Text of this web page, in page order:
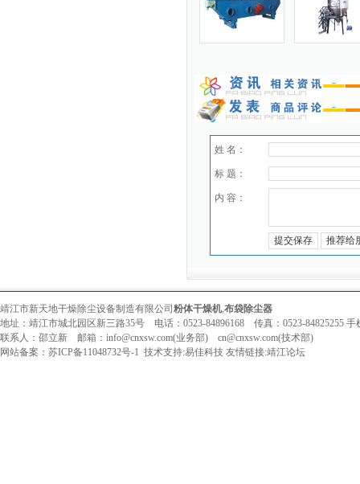
姓 名：
标 题：
内 容：
靖江市新天地干燥除尘设备制造有限公司 粉体干燥机,布袋除尘器
地址：靖江市城北园区新三路35号 电话：0523-84896168 传真：0523-84825255 手
联系人：邵立新 邮箱：info@cnxsw.com(业务部) cn@cnxsw.com(技术部)
网站备案： 苏ICP备11048732号-1 技术支持:易佳科技 友情链接:靖江论坛